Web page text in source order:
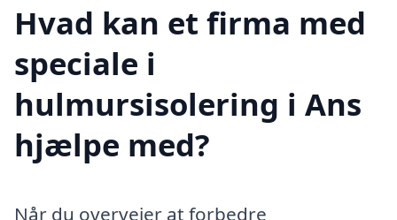
Hvad kan et firma med
speciale i
hulmursisolering i Ans
hjælpe med?
Når du overvejer at forbedre